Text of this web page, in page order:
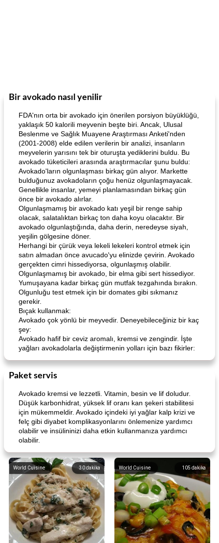
Bir avokado nasıl yenilir
FDA'nın orta bir avokado için önerilen porsiyon büyüklüğü,
yaklaşık 50 kalorili meyvenin beşte biri. Ancak, Ulusal
Beslenme ve Sağlık Muayene Araştırması Anketi'nden
(2001-2008) elde edilen verilerin bir analizi, insanların
meyvelerin yarısını tek bir oturuşta yediklerini buldu. Bu
avokado tüketicileri arasında araştırmacılar şunu buldu:
Avokado'ların olgunlaşması birkaç gün alıyor. Markette
bulduğunuz avokadoların çoğu henüz olgunlaşmayacak.
Genellikle insanlar, yemeyi planlamasından birkaç gün
önce bir avokado alırlar.
Olgunlaşmamış bir avokado katı yeşil bir renge sahip
olacak, salatalıktan birkaç ton daha koyu olacaktır. Bir
avokado olgunlaştığında, daha derin, neredeyse siyah,
yeşilin gölgesine döner.
Herhangi bir çürük veya lekeli lekeleri kontrol etmek için
satın almadan önce avucado'yu elinizde çevirin. Avokado
gerçekten cimri hissediyorsa, olgunlaşmış olabilir.
Olgunlaşmamış bir avokado, bir elma gibi sert hissediyor.
Yumuşayana kadar birkaç gün mutfak tezgahında bırakın.
Olgunluğu test etmek için bir domates gibi sıkmanız
gerekir.
Bıçak kullanmak:
Avokado çok yönlü bir meyvedir. Deneyebileceğiniz bir kaç
şey:
Avokado hafif bir ceviz aromalı, kremsi ve zengindir. İşte
yağları avokadolarla değiştirmenin yolları için bazı fikirler:
Paket servis
Avokado kremsi ve lezzetli. Vitamin, besin ve lif doludur.
Düşük karbonhidrat, yüksek lif oranı kan şekeri stabilitesi
için mükemmeldir. Avokado içindeki iyi yağlar kalp krizi ve
felç gibi diyabet komplikasyonlarını önlemenize yardımcı
olabilir ve insülininizi daha etkin kullanmanıza yardımcı
olabilir.
30dakika
World Cuisine 105 dakika
World Cuisine